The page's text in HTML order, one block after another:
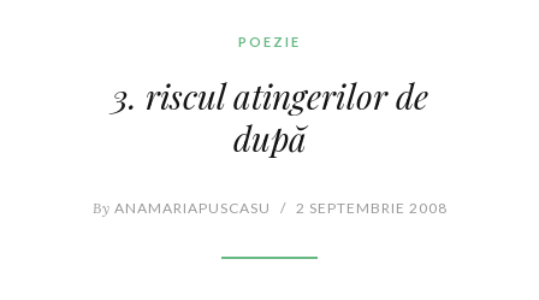
POEZIE
3. riscul atingerilor de
după
By ANAMARIAPUSCASU / 2 SEPTEMBRIE 2008